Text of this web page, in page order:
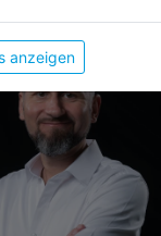
anzeigen